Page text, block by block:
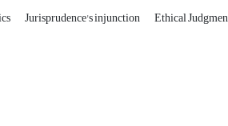
Jurisprudence's injunction Ethical